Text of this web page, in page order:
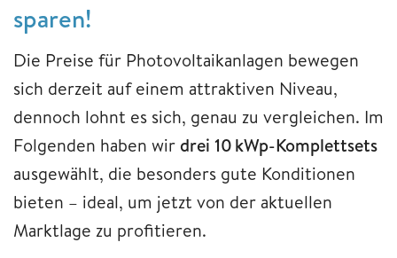
sparen!
Die Preise für Photovoltaikanlagen bewegen
sich derzeit auf einem attraktiven Niveau,
dennoch lohnt es sich, genau zu vergleichen. Im
Folgenden haben wir drei 10 kWp-Komplettsets
ausgewählt, die besonders gute Konditionen
bieten – ideal, um jetzt von der aktuellen
Marktlage zu profitieren.